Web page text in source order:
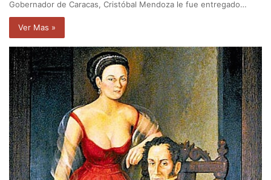
Gobernador de Caracas, Cristóbal Mendoza le fue entregado…
Ver Mas »